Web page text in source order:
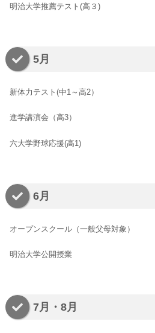
明治大学推薦テスト(高３)
5月
新体力テスト(中1～高2）
進学講演会（高3）
六大学野球応援(高1)
6月
オープンスクール（一般父母対象）
明治大学公開授業
7月・8月